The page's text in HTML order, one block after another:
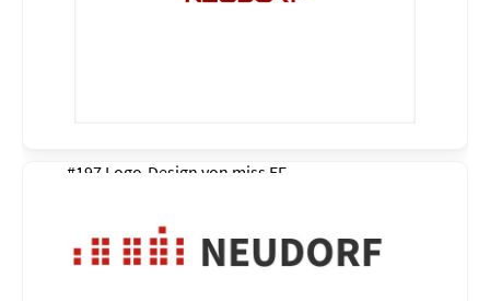
#197 Logo-Design von miss EF